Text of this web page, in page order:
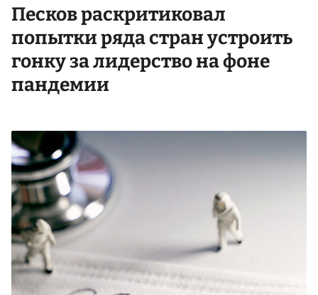
Песков раскритиковал
попытки ряда стран устроить
гонку за лидерство на фоне
пандемии